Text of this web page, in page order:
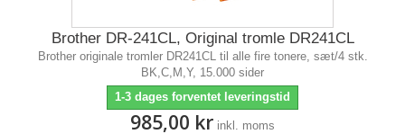
Brother DR-241CL, Original tromle DR241CL
Brother originale tromler DR241CL til alle fire tonere, sæt/4 stk.
BK,C,M,Y, 15.000 sider
1-3 dages forventet leveringstid
985,00 kr inkl. moms